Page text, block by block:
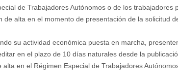
de Trabajadores Autónomos o de los
de alta en el momento de presentación de la solicitud
su actividad económica puesta en marcha,
en el plazo de 10 días naturales desde la
alta en el Régimen Especial de Trabajadores